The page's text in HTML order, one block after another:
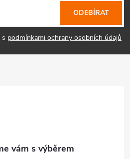
s podmínkami ochrany osobních údajů
ODEBÍRAT